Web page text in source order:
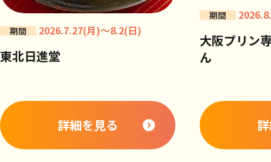
期間 2026.7.27(月)～8.2(日)
東北日進堂
詳細を見る
期間
大阪プリン
ん